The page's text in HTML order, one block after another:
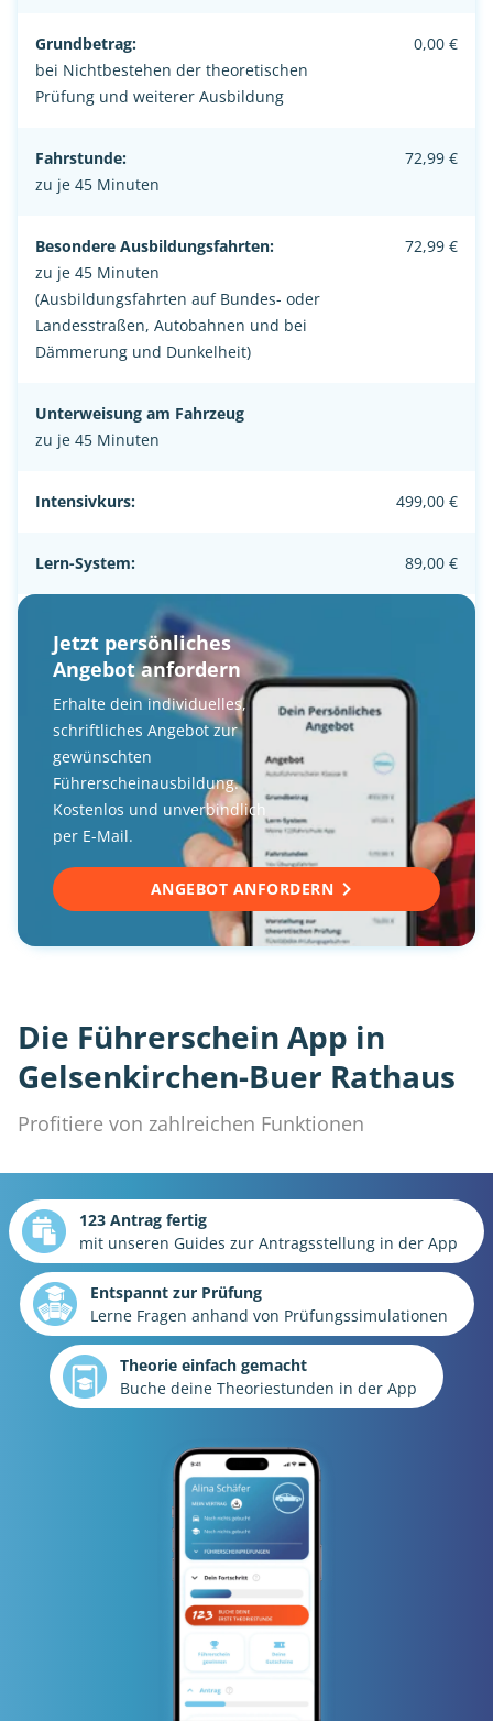
Grundbetrag:
bei Nichtbestehen der theoretischen
Prüfung und weiterer Ausbildung
0,00 €
Fahrstunde:
zu je 45 Minuten
72,99 €
Besondere Ausbildungsfahrten:
zu je 45 Minuten
(Ausbildungsfahrten auf Bundes- oder
Landesstraßen, Autobahnen und bei
Dämmerung und Dunkelheit)
72,99 €
Unterweisung am Fahrzeug
zu je 45 Minuten
Intensivkurs: 499,00 €
Lern-System: 89,00 €
Jetzt persönliches
Angebot anfordern
Erhalte dein individuelles,
schriftliches Angebot zur
gewünschten
Führerscheinausbildung.
Kostenlos und unverbindlich
per E-Mail.
ANGEBOT ANFORDERN
Die Führerschein App in
Gelsenkirchen-Buer Rathaus
Profitiere von zahlreichen Funktionen
123 Antrag fertig
mit unseren Guides zur Antragsstellung in der App
Entspannt zur Prüfung
Lerne Fragen anhand von Prüfungssimulationen
Theorie einfach gemacht
Buche deine Theoriestunden in der App